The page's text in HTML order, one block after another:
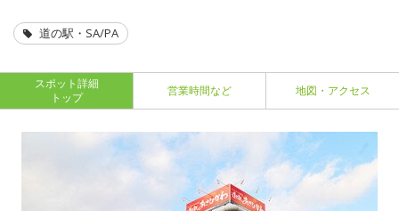
道の駅・SA/PA
スポット詳細
トップ
営業時間など 地図・アクセス